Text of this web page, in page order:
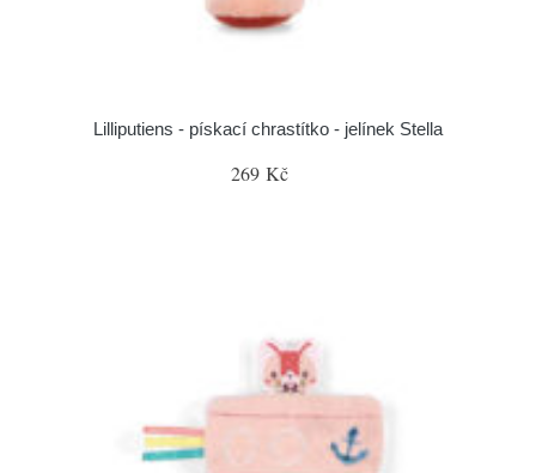
Lilliputiens - pískací chrastítko - jelínek Stella
269 Kč